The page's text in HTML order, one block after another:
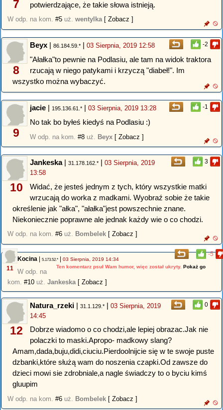
7 potwierdzające, że takie słowa istnieją.
W odp. na kom. #5 uż. wentylka [ Zobacz ]
-2
8
Beyx | 86.184.59.* | 03 Sierpnia, 2019 12:58
"Ałałka"to pewnie na Podlasiu, ale tam na widok traktora
rzucają w niego patykami i krzyczą "diabeł!". Im
wszystko można wybaczyć.
-1
9
jacie | 195.136.61.* | 03 Sierpnia, 2019 13:28
No tak bo byłeś kiedyś na Podlasiu :)
W odp. na kom. #8 uż. Beyx [ Zobacz ]
3
10
Jankeska| 31.178.162.* | 03 Sierpnia, 2019
13:58
Widać, że jesteś jednym z tych, który wszystkie matki
wrzucają do worka z madkami. Wyobraź sobie że takie
określenie jak "ałka", "ałałka"jest powszechnie znane.
Niekoniecznie poprawne ale jednak każdy wie o co chodzi.
W odp. na kom. #6 uż. Bombelek [ Zobacz ]
-5
11
Kocina | 5.173.52.* | 03 Sierpnia, 2019 14:34
Ten komentarz psuł Wam humor, więc został ukryty. Pokaż go
W odp. na
kom. #10 uż. Jankeska [ Zobacz ]
0
12
Natura_rzeki | 31.1.129.* | 03 Sierpnia, 2019
14:45
Dobrze wiadomo o co chodzi,ale lepiej obrazac.Jak nie
polaczki to maski.Apropo- madkowy slang?
Amam,dada,buju,didi,ciuciu.Pierdoolnijcie się w te swoje puste
dzbanki,które służą wam do noszenia czapki.Od zawsze do
dzieci mowi sie zdrobniale,a nagle świadczy to o byciu kimś
gluupim
W odp. na kom. #6 uż. Bombelek [ Zobacz ]